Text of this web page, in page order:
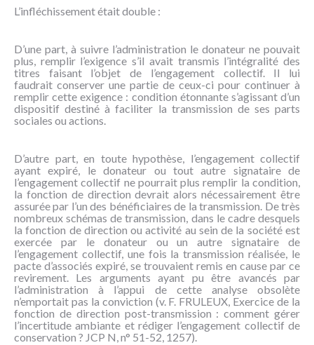
L’infléchissement était double :
D’une part, à suivre l’administration le donateur ne pouvait
plus, remplir l’exigence s’il avait transmis l’intégralité des
titres faisant l’objet de l’engagement collectif. Il lui
faudrait conserver une partie de ceux-ci pour continuer à
remplir cette exigence : condition étonnante s’agissant d’un
dispositif destiné à faciliter la transmission de ses parts
sociales ou actions.
D’autre part, en toute hypothèse, l’engagement collectif
ayant expiré, le donateur ou tout autre signataire de
l’engagement collectif ne pourrait plus remplir la condition,
la fonction de direction devrait alors nécessairement être
assurée par l’un des bénéficiaires de la transmission. De très
nombreux schémas de transmission, dans le cadre desquels
la fonction de direction ou activité au sein de la société est
exercée par le donateur ou un autre signataire de
l’engagement collectif, une fois la transmission réalisée, le
pacte d’associés expiré, se trouvaient remis en cause par ce
revirement. Les arguments ayant pu être avancés par
l’administration à l’appui de cette analyse obsolète
n’emportait pas la conviction (v. F. FRULEUX, Exercice de la
fonction de direction post-transmission : comment gérer
l’incertitude ambiante et rédiger l’engagement collectif de
conservation ? JCP N, n° 51-52, 1257).